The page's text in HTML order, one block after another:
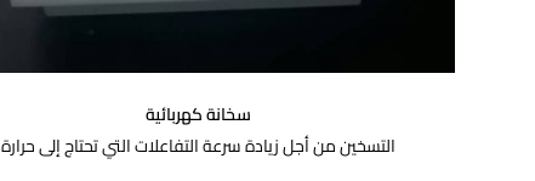
سخانة كهربائية
التسخين من أجل زيادة سرعة التفاعلات التي تحتاج إلى حرارة